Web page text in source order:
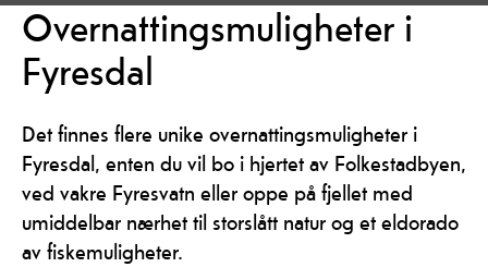
Overnattingsmuligheter i
Fyresdal
Det finnes flere unike overnattingsmuligheter i
Fyresdal, enten du vil bo i hjertet av Folkestadbyen,
ved vakre Fyresvatn eller oppe på fjellet med
umiddelbar nærhet til storslått natur og et eldorado
av fiskemuligheter.